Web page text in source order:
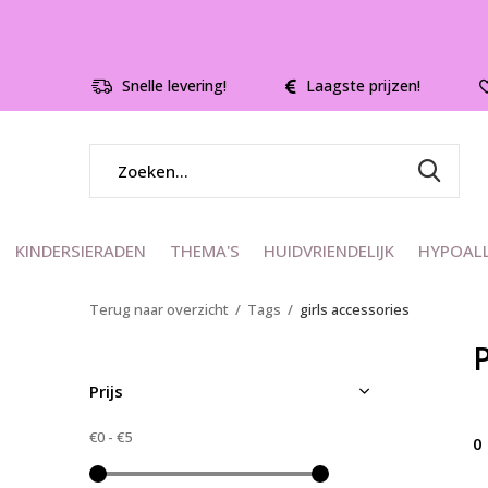
KINDERSIERADEN THEMA'S HUIDVRIENDELIJK
Snelle levering! Laagste prijzen!
Terug naar overzicht Tags girls accessories
0
Prijs
€0 - €5